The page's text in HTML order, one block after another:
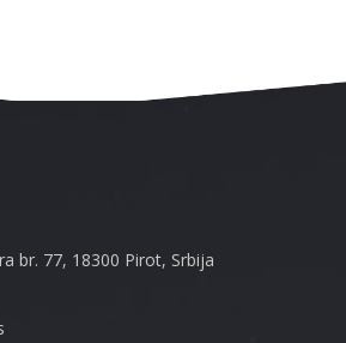
br. 77, 18300 Pirot, Srbija